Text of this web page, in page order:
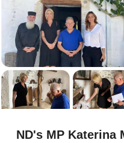
ND's MP Katerina
Αυγ 7, 2026
State Transparency
ανάρτηση Εγκυκλίων